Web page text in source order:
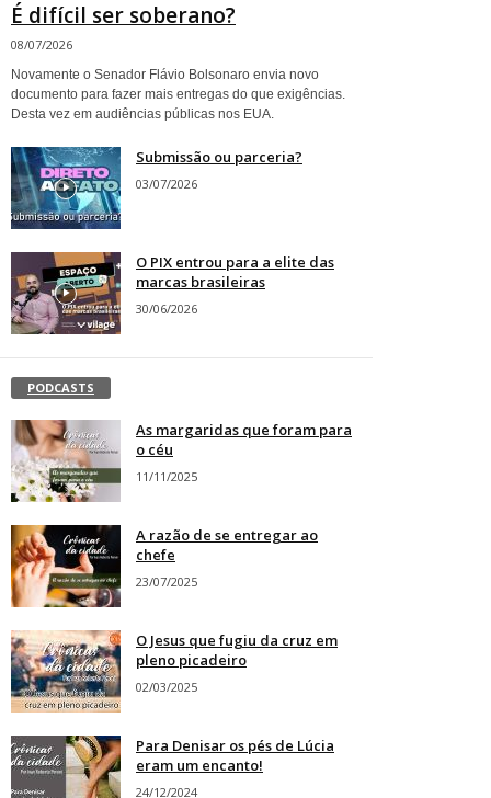
É difícil ser soberano?
08/07/2026
Novamente o Senador Flávio Bolsonaro envia novo
documento para fazer mais entregas do que exigências.
Desta vez em audiências públicas nos EUA.
Submissão ou parceria?
03/07/2026
O PIX entrou para a elite das
marcas brasileiras
30/06/2026
PODCASTS
As margaridas que foram para
o céu
11/11/2025
A razão de se entregar ao
chefe
23/07/2025
O Jesus que fugiu da cruz em
pleno picadeiro
02/03/2025
Para Denisar os pés de Lúcia
eram um encanto!
24/12/2024